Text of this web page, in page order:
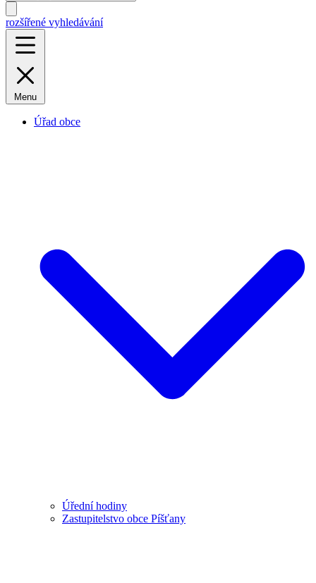
rozšířené vyhledávání
Menu
Úřad obce
Úřední hodiny
Zastupitelstvo obce Píšťany